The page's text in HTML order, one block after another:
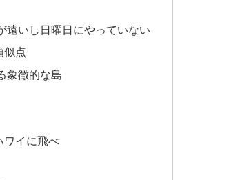
遠いし日曜日にやっていない
似点
象徴的な島
ワイに飛べ